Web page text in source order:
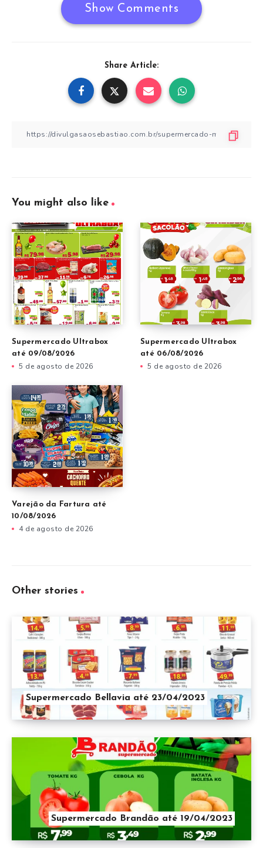
Show Comments
Share Article:
You might also like
Supermercado Ultrabox
até 09/08/2026
5 de agosto de 2026
Supermercado Ultrabox
até 06/08/2026
5 de agosto de 2026
Varejão da Fartura até
10/08/2026
4 de agosto de 2026
Other stories
Supermercado Bellavia até 23/04/2023
Supermercado Brandão até 19/04/2023